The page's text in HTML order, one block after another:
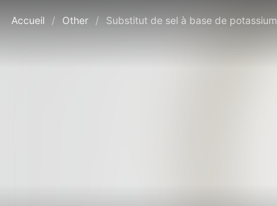
Accueil / Other / Substitut de sel à base de potassium